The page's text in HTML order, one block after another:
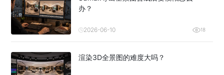
办？
2026-06-10 18
渲染3D全景图的难度大吗？